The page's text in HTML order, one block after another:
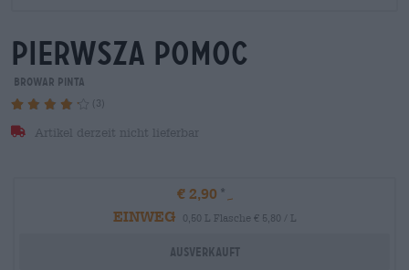
pierwsza pomoc
Browar Pinta
(3)
Artikel derzeit nicht lieferbar
€ 2,90
EINWEG
0,50 L Flasche € 5,80 / L
Ausverkauft